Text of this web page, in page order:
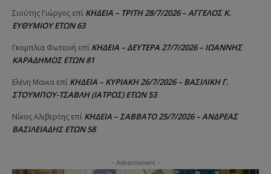
Σιούτης Γιώργος επί ΚΗΔΕΙΑ – ΤΡΙΤΗ 28/7/2026 – ΑΓΓΕΛΟΣ Κ.
ΕΥΘΥΜΙΟΥ ΕΤΩΝ 63
Γκομπλια Φωτεινή επί ΚΗΔΕΙΑ – ΔΕΥΤΕΡΑ 27/7/2026 – ΙΩΑΝΝΗΣ
ΚΑΡΑΔΗΜΟΣ ΕΤΩΝ 81
Ελένη Μανια επί ΚΗΔΕΙΑ – ΚΥΡΙΑΚΗ 26/7/2026 – ΒΑΣΙΛΙΚΗ Γ.
ΣΤΟΥΜΠΟΥ-ΤΣΑΒΛΗ (ΙΑΤΡΟΣ) ΕΤΩΝ 53
Νίκος Αλιβερτης επί ΚΗΔΕΙΑ – ΣΑΒΒΑΤΟ 25/7/2026 – ΑΝΔΡΕΑΣ
ΒΑΣΙΛΕΙΑΔΗΣ ΕΤΩΝ 58
- Advertisment -